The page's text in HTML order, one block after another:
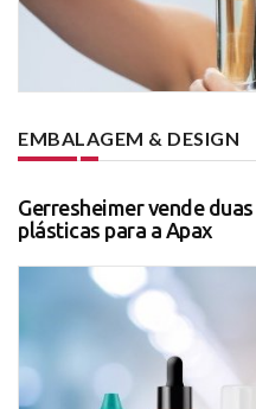
EMBALAGEM & DESIGN
Gerresheimer vende
plásticas para a Apax